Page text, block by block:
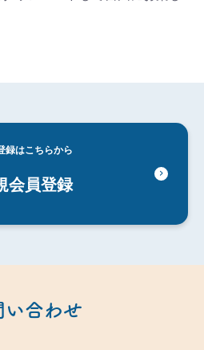
録はこちらから
会員登録
い合わせ